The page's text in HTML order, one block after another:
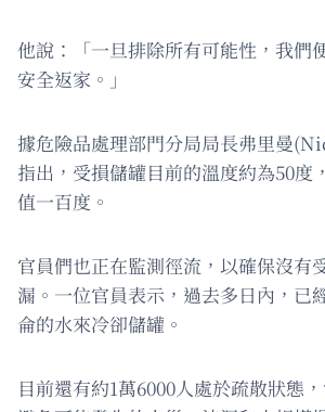
他說：「一旦排除所有可能性，我們
安全返家。」
據危險品處理部門分局局長弗里曼
指出，受損儲罐目前的溫度約為50度
值一百度。
官員們也正在監測徑流，以確保沒有
漏。一位官員表示，過去多日內，已
侖的水來冷卻儲罐。
目前還有約1萬6000人處於疏散狀態